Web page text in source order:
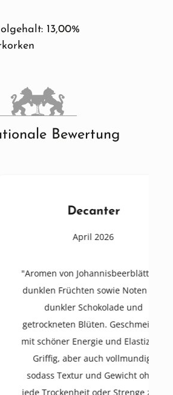
13,00%
Bewertung
von Johannisbeerblättern,
Früchten sowie Noten von
Schokolade und
Blüten. Geschmeidig,
Energie und Elastizität.
aber auch vollmundig,
Textur und Gewicht ohne
oder Strenge zum